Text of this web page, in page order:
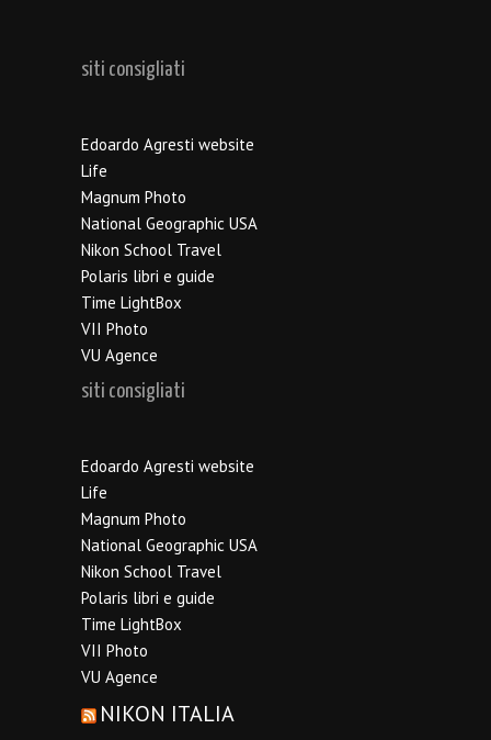
siti consigliati
Edoardo Agresti website
Life
Magnum Photo
National Geographic USA
Nikon School Travel
Polaris libri e guide
Time LightBox
VII Photo
VU Agence
siti consigliati
Edoardo Agresti website
Life
Magnum Photo
National Geographic USA
Nikon School Travel
Polaris libri e guide
Time LightBox
VII Photo
VU Agence
NIKON ITALIA